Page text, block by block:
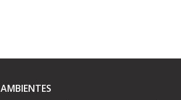
AMBIENTES